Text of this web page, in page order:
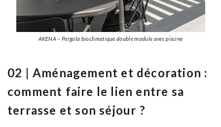
AKENA – Pergola bioclimatique double module avec piscine
02 | Aménagement et décoration :
comment faire le lien entre sa
terrasse et son séjour ?